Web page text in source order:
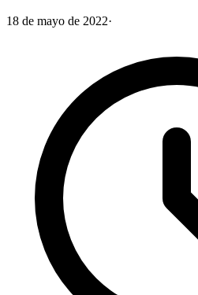
18 de mayo de 2022·